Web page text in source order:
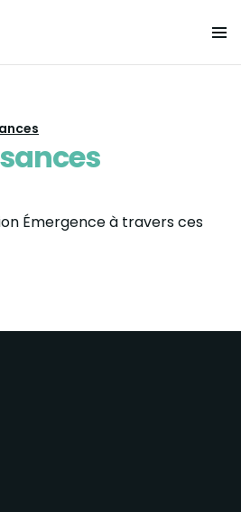
Émergence à travers ces